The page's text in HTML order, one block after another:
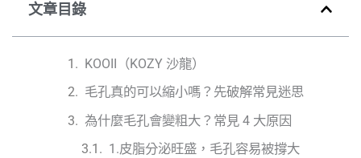
文章目錄
KOOII（KOZY 沙龍）
毛孔真的可以縮小嗎？先破解常見迷思
為什麼毛孔會變粗大？常見 4 大原因
1.皮脂分泌旺盛，毛孔容易被撐大